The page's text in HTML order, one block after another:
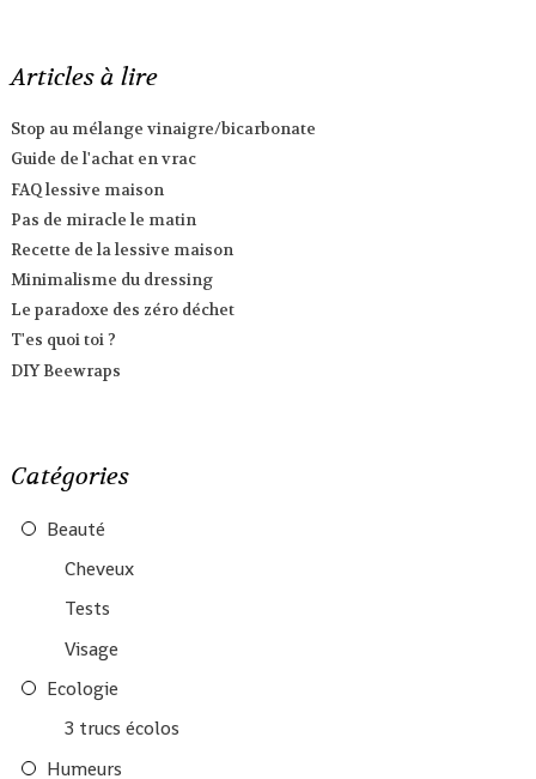
Articles à lire
Stop au mélange vinaigre/bicarbonate
Guide de l'achat en vrac
FAQ lessive maison
Pas de miracle le matin
Recette de la lessive maison
Minimalisme du dressing
Le paradoxe des zéro déchet
T'es quoi toi ?
DIY Beewraps
Catégories
Beauté
Cheveux
Tests
Visage
Ecologie
3 trucs écolos
Humeurs